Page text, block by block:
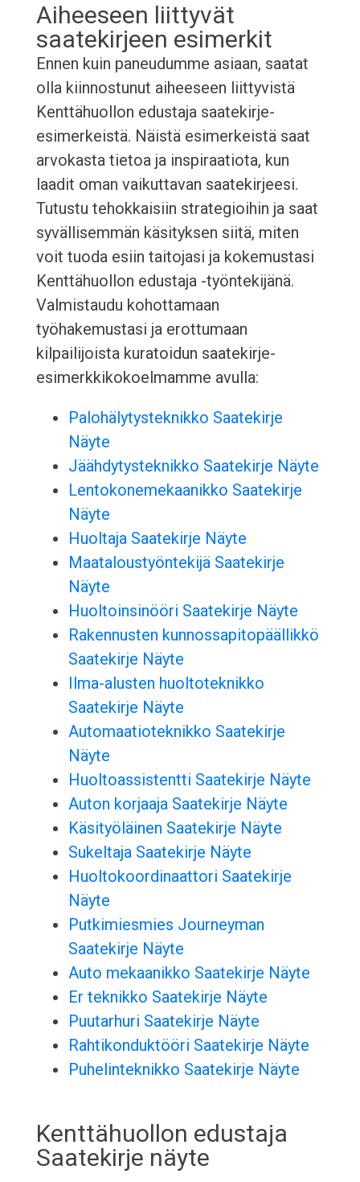
Aiheeseen liittyvät
saatekirjeen esimerkit
Ennen kuin paneudumme asiaan, saatat
olla kiinnostunut aiheeseen liittyvistä
Kenttähuollon edustaja saatekirje-
esimerkeistä. Näistä esimerkeistä saat
arvokasta tietoa ja inspiraatiota, kun
laadit oman vaikuttavan saatekirjeesi.
Tutustu tehokkaisiin strategioihin ja saat
syvällisemmän käsityksen siitä, miten
voit tuoda esiin taitojasi ja kokemustasi
Kenttähuollon edustaja -työntekijänä.
Valmistaudu kohottamaan
työhakemustasi ja erottumaan
kilpailijoista kuratoidun saatekirje-
esimerkkikokoelmamme avulla:
Palohälytysteknikko Saatekirje
Näyte
Jäähdytysteknikko Saatekirje Näyte
Lentokonemekaanikko Saatekirje
Näyte
Huoltaja Saatekirje Näyte
Maataloustyöntekijä Saatekirje
Näyte
Huoltoinsinööri Saatekirje Näyte
Rakennusten kunnossapitopäällikkö
Saatekirje Näyte
Ilma-alusten huoltoteknikko
Saatekirje Näyte
Automaatioteknikko Saatekirje
Näyte
Huoltoassistentti Saatekirje Näyte
Auton korjaaja Saatekirje Näyte
Käsityöläinen Saatekirje Näyte
Sukeltaja Saatekirje Näyte
Huoltokoordinaattori Saatekirje
Näyte
Putkimiesmies Journeyman
Saatekirje Näyte
Auto mekaanikko Saatekirje Näyte
Er teknikko Saatekirje Näyte
Puutarhuri Saatekirje Näyte
Rahtikonduktööri Saatekirje Näyte
Puhelinteknikko Saatekirje Näyte
Kenttähuollon edustaja
Saatekirje näyte